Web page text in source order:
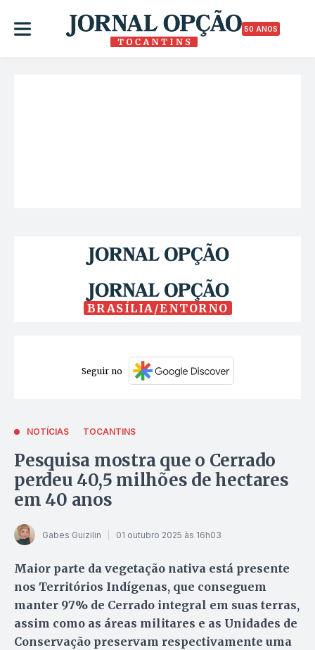
50 ANOS
BRASÍLIA/ENTORNO
Seguir no
NOTÍCIAS TOCANTINS
Pesquisa mostra que o Cerrado
perdeu 40,5 milhões de hectares
em 40 anos
Gabes Guizilin 01 outubro 2025 às 16h03
Maior parte da vegetação nativa está presente
nos Territórios Indígenas, que conseguem
manter 97% de Cerrado integral em suas terras,
assim como as áreas militares e as Unidades de
Conservação preservam respectivamente uma